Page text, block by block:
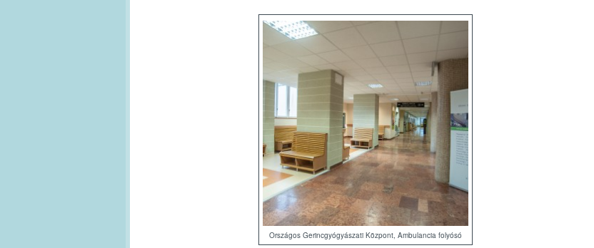
Országos Gerincgyógyászati Központ, Ambulancia folyósó